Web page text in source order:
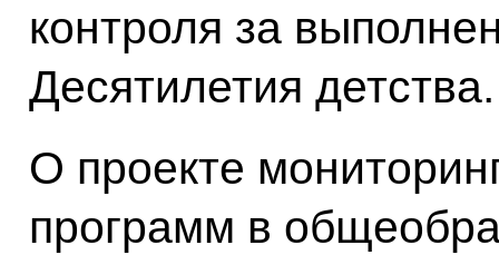
контроля за
Десятилетия детства.
О проекте
программ в